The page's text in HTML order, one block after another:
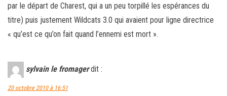
par le départ de Charest, qui a un peu torpillé les espérances du
titre) puis justement Wildcats 3.0 qui avaient pour ligne directrice
« qu’est ce qu’on fait quand l’ennemi est mort ».
sylvain le fromager dit :
20 octobre 2010 à 16:51